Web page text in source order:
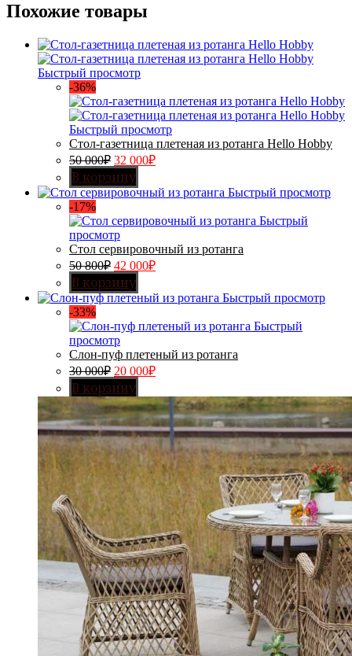
Похожие товары
Быстрый просмотр
-36%
Быстрый просмотр
Стол-газетница плетеная из ротанга Hello Hobby
50 000₽ 32 000₽
В корзину
Быстрый просмотр
-17%
Быстрый
просмотр
Стол сервировочный из ротанга
50 800₽ 42 000₽
В корзину
Быстрый просмотр
-33%
Быстрый
просмотр
Слон-пуф плетеный из ротанга
30 000₽ 20 000₽
В корзину